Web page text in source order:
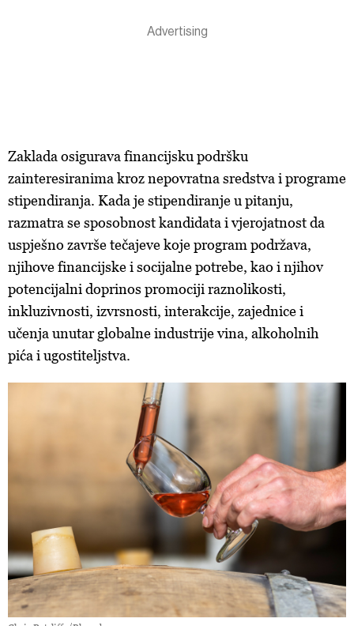
Zaklada osigurava financijsku podršku
zainteresiranima kroz nepovratna sredstva i programe
stipendiranja. Kada je stipendiranje u pitanju,
razmatra se sposobnost kandidata i vjerojatnost da
uspješno završe tečajeve koje program podržava,
njihove financijske i socijalne potrebe, kao i njihov
potencijalni doprinos promociji raznolikosti,
inkluzivnosti, izvrsnosti, interakcije, zajednice i
učenja unutar globalne industrije vina, alkoholnih
pića i ugostiteljstva.